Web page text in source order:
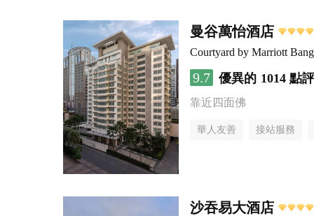
曼谷萬怡酒店
Courtyard by Marriott
9.7 優異的 1014 點評
靠近四面佛
華人友善 接站服務
沙吞易大酒店